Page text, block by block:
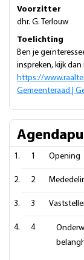
Voorzitter
dhr. G. Terlouw
Toelichting
Ben je
inspreken, kijk
https://
Gemeenteraad |
1 Opening
2
3
4